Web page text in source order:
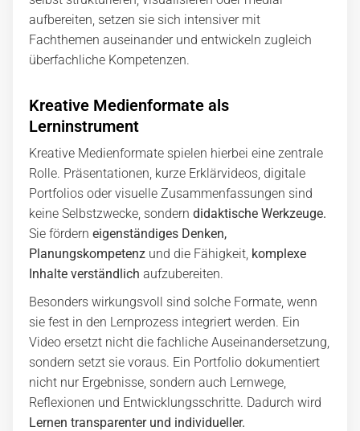
aufbereiten, setzen sie sich intensiver mit
Fachthemen auseinander und entwickeln zugleich
überfachliche Kompetenzen.
Kreative Medienformate als
Lerninstrument
Kreative Medienformate spielen hierbei eine zentrale
Rolle. Präsentationen, kurze Erklärvideos, digitale
Portfolios oder visuelle Zusammenfassungen sind
keine Selbstzwecke, sondern didaktische Werkzeuge.
Sie fördern eigenständiges Denken,
Planungskompetenz und die Fähigkeit, komplexe
Inhalte verständlich aufzubereiten.
Besonders wirkungsvoll sind solche Formate, wenn
sie fest in den Lernprozess integriert werden. Ein
Video ersetzt nicht die fachliche Auseinandersetzung,
sondern setzt sie voraus. Ein Portfolio dokumentiert
nicht nur Ergebnisse, sondern auch Lernwege,
Reflexionen und Entwicklungsschritte. Dadurch wird
Lernen transparenter und individueller.